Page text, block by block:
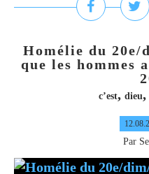
Homélie du
que les hommes
c’est, dieu,
Par